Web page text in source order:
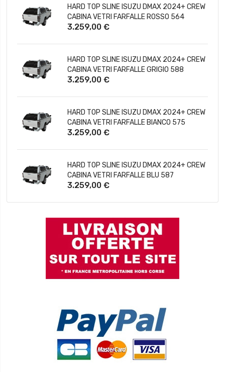
HARD TOP SLINE ISUZU DMAX 2024+ CREW
CABINA VETRI FARFALLE ROSSO 564
3.259,00 €
HARD TOP SLINE ISUZU DMAX 2024+ CREW
CABINA VETRI FARFALLE GRIGIO 588
3.259,00 €
HARD TOP SLINE ISUZU DMAX 2024+ CREW
CABINA VETRI FARFALLE BIANCO 575
3.259,00 €
HARD TOP SLINE ISUZU DMAX 2024+ CREW
CABINA VETRI FARFALLE BLU 587
3.259,00 €